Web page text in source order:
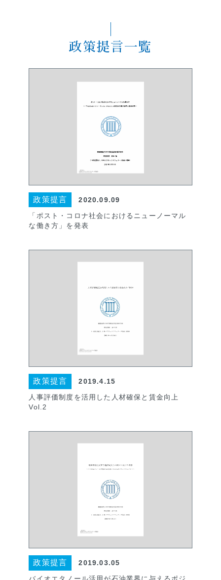
政策提言一覧
政策提言 2020.09.09
「ポスト・コロナ社会におけるニューノーマル
な働き方」を発表
政策提言 2019.4.15
人事評価制度を活用した人材確保と賃金向上
Vol.2
政策提言 2019.03.05